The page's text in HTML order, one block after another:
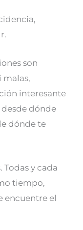
son
malas,
interesante
desde dónde
dónde te
y cada
tiempo,
encuentre el